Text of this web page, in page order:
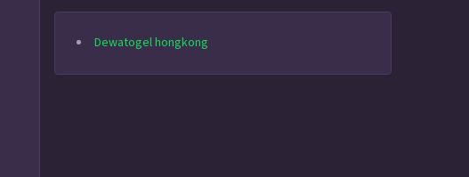
Dewatogel hongkong